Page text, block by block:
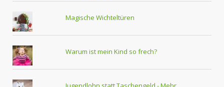
Magische Wichteltüren
Warum ist mein Kind so frech?